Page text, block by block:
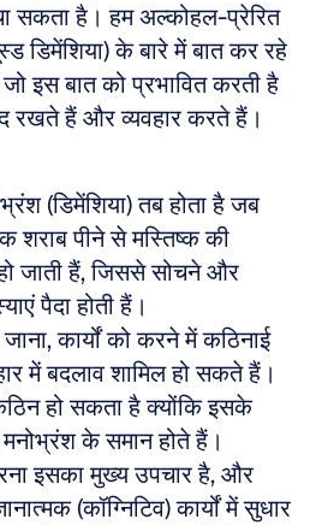
सकता है। हम अल्कोहल-प्रेरित
डिमेंशिया) के बारे में बात कर रहे
इस बात को प्रभावित करती है
रखते हैं और व्यवहार करते हैं।
(डिमेंशिया) तब होता है जब
पीने से मस्तिष्क की
जाती हैं, जिससे सोचने और
पैदा होती हैं।
कार्यों को करने में कठिनाई
में बदलाव शामिल हो सकते हैं।
हो सकता है क्योंकि इसके
के समान होते हैं।
इसका मुख्य उपचार है, और
(कॉग्निटिव) कार्यों में सुधार